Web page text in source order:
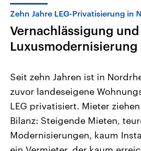
Themen
Landtagswahl Sachsen-Anhalt
2026
Alle Informationen
Sachsen-Anhalt wählt am 6.
September 2026 einen neuen
Landtag. Seit 2021 wird das
Bundesland von einer Koalition aus
Zehn Jahre LEG-Privatisierung in
Vernachlässigung und
Luxusmodernisierung
Seit zehn Jahren ist in
zuvor landeseigene
LEG privatisiert. Mieter
Bilanz: Steigende Mieten,
Modernisierungen, kaum